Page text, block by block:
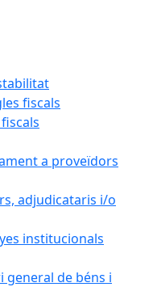
fiscals
a proveïdors
adjudicataris i/o
institucionals
general de béns i